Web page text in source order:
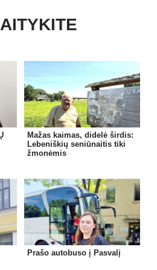
Mažas kaimas, didelė širdis:
Lebeniškių seniūnaitis tiki
žmonėmis
Prašo autobuso į Pasvalį